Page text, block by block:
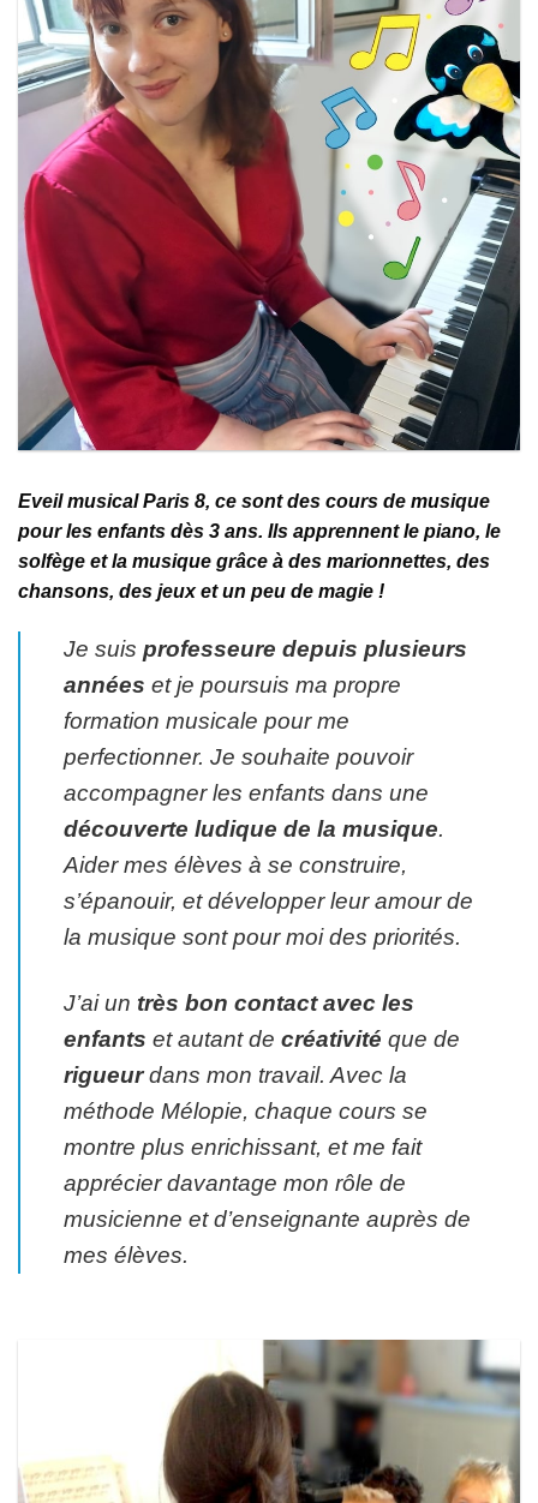
Eveil musical Paris 8, ce sont des cours de musique
pour les enfants dès 3 ans. Ils apprennent le piano, le
solfège et la musique grâce à des marionnettes, des
chansons, des jeux et un peu de magie !
Je suis professeure depuis plusieurs
années et je poursuis ma propre
formation musicale pour me
perfectionner. Je souhaite pouvoir
accompagner les enfants dans une
découverte ludique de la musique.
Aider mes élèves à se construire,
s’épanouir, et développer leur amour de
la musique sont pour moi des priorités.
J’ai un très bon contact avec les
enfants et autant de créativité que de
rigueurdans mon travail. Avec la
méthode Mélopie, chaque cours se
montre plus enrichissant, et me fait
apprécier davantage mon rôle de
musicienne et d’enseignante auprès de
mes élèves.